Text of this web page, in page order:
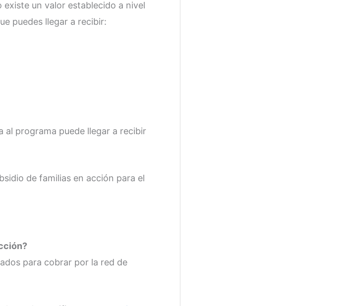
un valor establecido a nivel
puedes llegar a recibir:
al programa puede llegar a recibir
de familias en acción para el
para cobrar por la red de